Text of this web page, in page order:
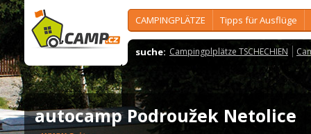
CAMPINGPLÄTZE Tipps für Ausflüge
suche: Campingplplätze TSCHECHIEN
autocamp Podroužek Netolice